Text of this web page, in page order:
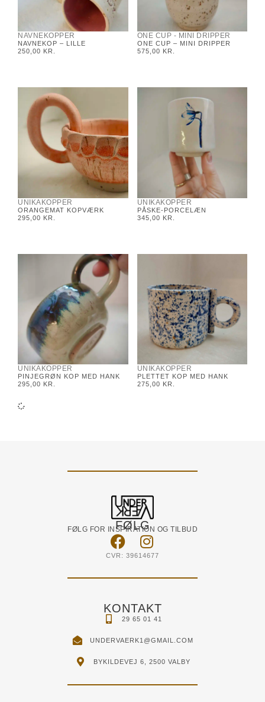
NAVNEKOPPER
NAVNEKOP – LILLE
250,00 KR.
ONE CUP - MINI DRIPPER
ONE CUP – MINI DRIPPER
575,00 KR.
UNIKAKOPPER
ORANGEMAT KOPVÆRK
295,00 KR.
UNIKAKOPPER
PÅSKE-PORCELÆN
345,00 KR.
UNIKAKOPPER
PINJEGRØN KOP MED HANK
295,00 KR.
UNIKAKOPPER
PLETTET KOP MED HANK
275,00 KR.
FØLG
FØLG FOR INSPIRATION OG TILBUD
CVR: 39614677
KONTAKT
29 65 01 41
UNDERVAERK1@GMAIL.COM
BYKILDEVEJ 6, 2500 VALBY